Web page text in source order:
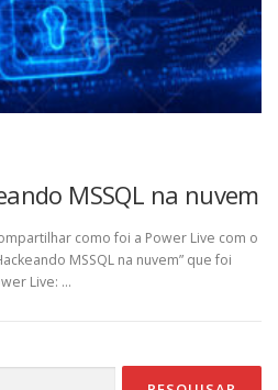
MSSQL na nuvem
como foi a Power Live com o
MSSQL na nuvem” que foi
Live: …